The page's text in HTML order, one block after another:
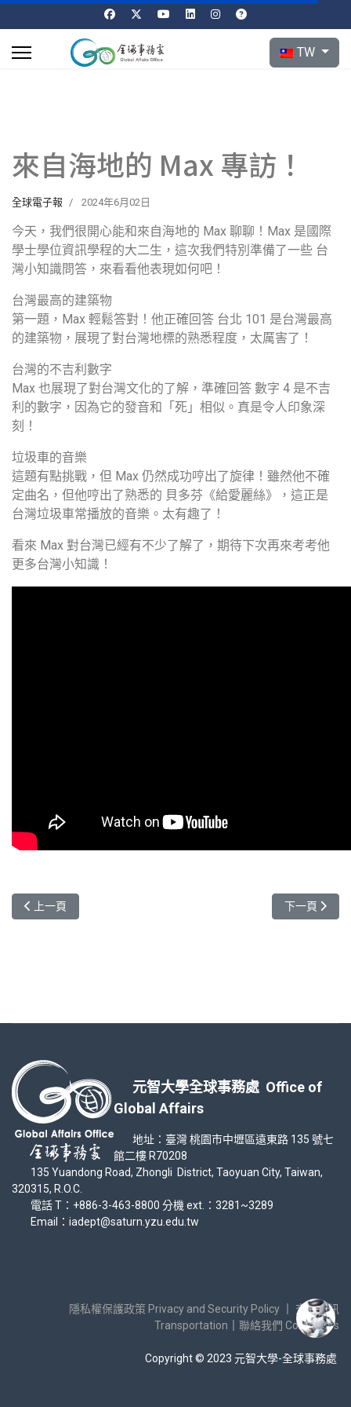
選擇你的語言
TW
來自海地的 Max 專訪！
全球電子報 2024年6月02日
今天，我們很開心能和來自海地的 Max 聊聊！Max 是國際
學士學位資訊學程的大二生，這次我們特別準備了一些 台
灣小知識問答，來看看他表現如何吧！
台灣最高的建築物
第一題，Max 輕鬆答對！他正確回答 台北 101 是台灣最高
的建築物，展現了對台灣地標的熟悉程度，太厲害了！
台灣的不吉利數字
Max 也展現了對台灣文化的了解，準確回答 數字 4 是不吉
利的數字，因為它的發音和「死」相似。真是令人印象深
刻！
垃圾車的音樂
這題有點挑戰，但 Max 仍然成功哼出了旋律！雖然他不確
定曲名，但他哼出了熟悉的 貝多芬《給愛麗絲》，這正是
台灣垃圾車常播放的音樂。太有趣了！
看來 Max 對台灣已經有不少了解了，期待下次再來考考他
更多台灣小知識！
上一篇文章: GMBA 畢業生 Maria 專訪：畢業典禮的感想
上一頁 下一篇文章:
下一頁
元智大學全球事務處 Office of
Global Affairs
地址：臺灣 桃園市中壢區遠東路 135 號七
館二樓 R70208
135 Yuandong Road, Zhongli District, Taoyuan City, Taiwan,
320315, R.O.C.
電話 T：+886-3-463-8800 分機 ext.：3281~3289
Email：iadept@saturn.yzu.edu.tw
隱私權保護政策 Privacy and Security Policy
交通資訊
Transportation
聯絡我們 Contact Us
Copyright © 2023 元智大學-全球事務處